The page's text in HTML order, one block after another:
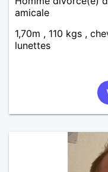
amicale
1,70m , 110 kgs ,
lunettes